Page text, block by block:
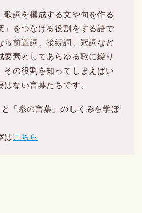
歌詞を構成する文や句を作る
」をつなげる役割をする語で
ら前置詞、接続詞、冠詞など
要素としてあらゆる歌に繰り
その役割を知ってしまえばい
ない言葉たちです。
と「糸の言葉」のしくみを学ぼ
は こちら